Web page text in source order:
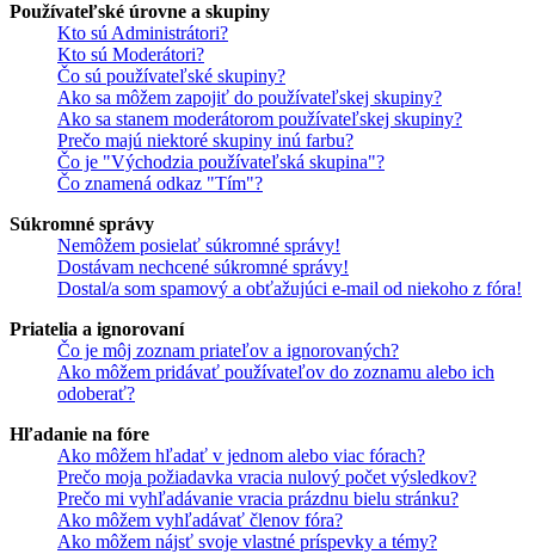
Používateľské úrovne a skupiny
Kto sú Administrátori?
Kto sú Moderátori?
Čo sú používateľské skupiny?
Ako sa môžem zapojiť do používateľskej skupiny?
Ako sa stanem moderátorom používateľskej skupiny?
Prečo majú niektoré skupiny inú farbu?
Čo je "Východzia používateľská skupina"?
Čo znamená odkaz "Tím"?
Súkromné správy
Nemôžem posielať súkromné správy!
Dostávam nechcené súkromné správy!
Dostal/a som spamový a obťažujúci e-mail od niekoho z fóra!
Priatelia a ignorovaní
Čo je môj zoznam priateľov a ignorovaných?
Ako môžem pridávať používateľov do zoznamu alebo ich
odoberať?
Hľadanie na fóre
Ako môžem hľadať v jednom alebo viac fórach?
Prečo moja požiadavka vracia nulový počet výsledkov?
Prečo mi vyhľadávanie vracia prázdnu bielu stránku?
Ako môžem vyhľadávať členov fóra?
Ako môžem nájsť svoje vlastné príspevky a témy?